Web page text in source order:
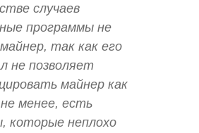
случаев
программы не
так как его
не позволяет
майнер как
менее, есть
которые неплохо